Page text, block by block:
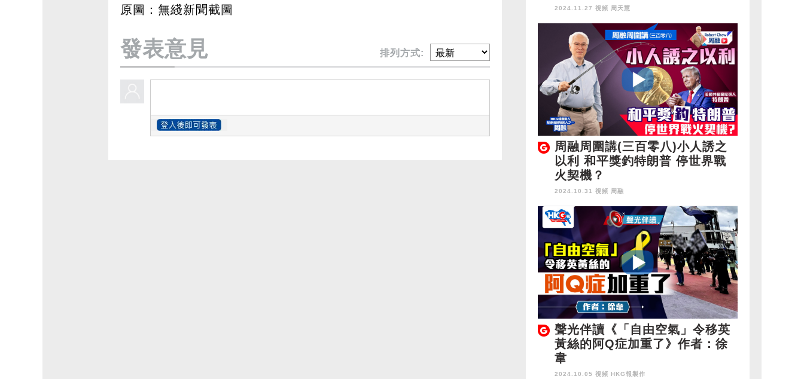
原圖：無綫新聞截圖
發表意見 排列方式:
2024.11.27 視頻 周天慧
周融周圍講(三百零八)小人誘之
以利 和平獎釣特朗普 停世界戰
火契機？
2024.10.31 視頻 周融
聲光伴讀《「自由空氣」令移英
黃絲的阿Q症加重了》作者：徐
韋
2024.10.05 視頻 HKG報製作